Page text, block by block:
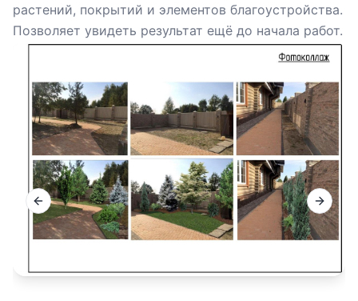
растений, покрытий и элементов благоустройства.
Позволяет увидеть результат ещё до начала работ.
Previous slide Next